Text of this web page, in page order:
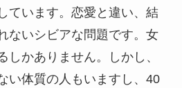
ています。恋愛と違い、結
ないシビアな問題です。女
しかありません。しかし、
い体質の人もいますし、40